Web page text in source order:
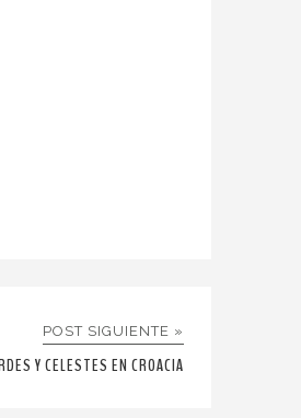
POST SIGUIENTE »
Y CELESTES EN CROACIA